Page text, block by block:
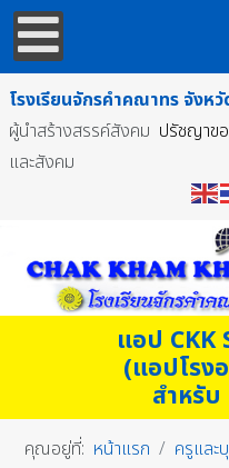
โรงเรียนจักรคำคณาทร จังห
ผู้นำสร้างสรรค์สังคม ปรัชญาข
และสังคม
แอป
(แอปโรง
สำหรั
คุณอยู่ที่: หน้าแรก
ครูและ